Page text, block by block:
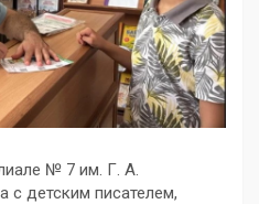
№ 7 им. Г. А.
с детским писателем,